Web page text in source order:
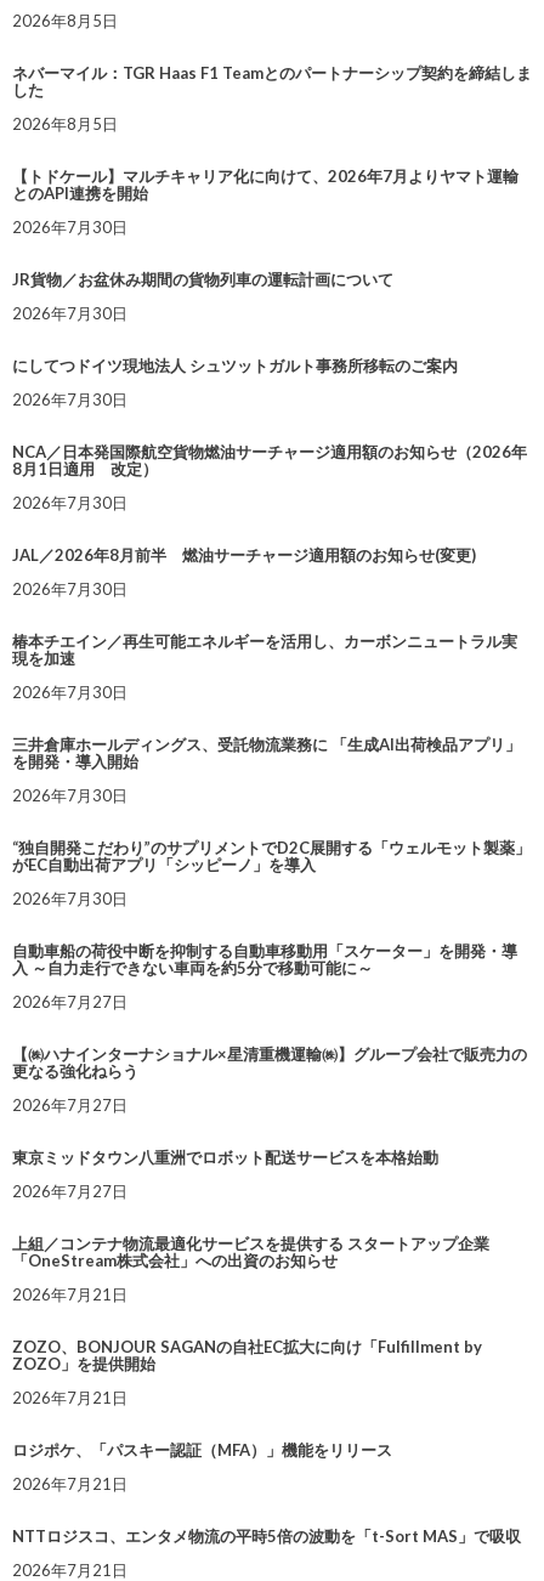
2026年8月5日
ネバーマイル：TGR Haas F1 Teamとのパートナーシップ契約を締結しま
した
2026年8月5日
【トドケール】マルチキャリア化に向けて、2026年7月よりヤマト運輸
とのAPI連携を開始
2026年7月30日
JR貨物／お盆休み期間の貨物列車の運転計画について
2026年7月30日
にしてつドイツ現地法人 シュツットガルト事務所移転のご案内
2026年7月30日
NCA／日本発国際航空貨物燃油サーチャージ適用額のお知らせ（2026年
8月1日適用 改定）
2026年7月30日
JAL／2026年8月前半 燃油サーチャージ適用額のお知らせ(変更)
2026年7月30日
椿本チエイン／再生可能エネルギーを活用し、カーボンニュートラル実
現を加速
2026年7月30日
三井倉庫ホールディングス、受託物流業務に 「生成AI出荷検品アプリ」
を開発・導入開始
2026年7月30日
“独自開発こだわり”のサプリメントでD2C展開する「ウェルモット製薬」
がEC自動出荷アプリ「シッピーノ」を導入
2026年7月30日
自動車船の荷役中断を抑制する自動車移動用「スケーター」を開発・導
入 ～自力走行できない車両を約5分で移動可能に～
2026年7月27日
【㈱ハナインターナショナル×星清重機運輸㈱】グループ会社で販売力の
更なる強化ねらう
2026年7月27日
東京ミッドタウン八重洲でロボット配送サービスを本格始動
2026年7月27日
上組／コンテナ物流最適化サービスを提供する スタートアップ企業
「OneStream株式会社」への出資のお知らせ
2026年7月21日
ZOZO、BONJOUR SAGANの自社EC拡大に向け「Fulfillment by
ZOZO」を提供開始
2026年7月21日
ロジポケ、「パスキー認証（MFA）」機能をリリース
2026年7月21日
NTTロジスコ、エンタメ物流の平時5倍の波動を「t-Sort MAS」で吸収
2026年7月21日